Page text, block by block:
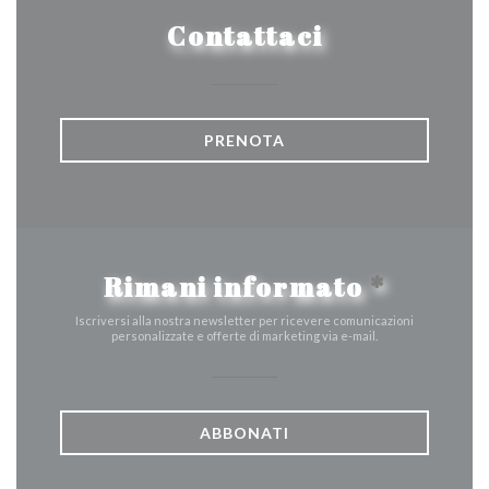
Contattaci
PRENOTA
Rimani informato*
Iscriversi alla nostra newsletter per ricevere comunicazioni
personalizzate e offerte di marketing via e-mail.
ABBONATI